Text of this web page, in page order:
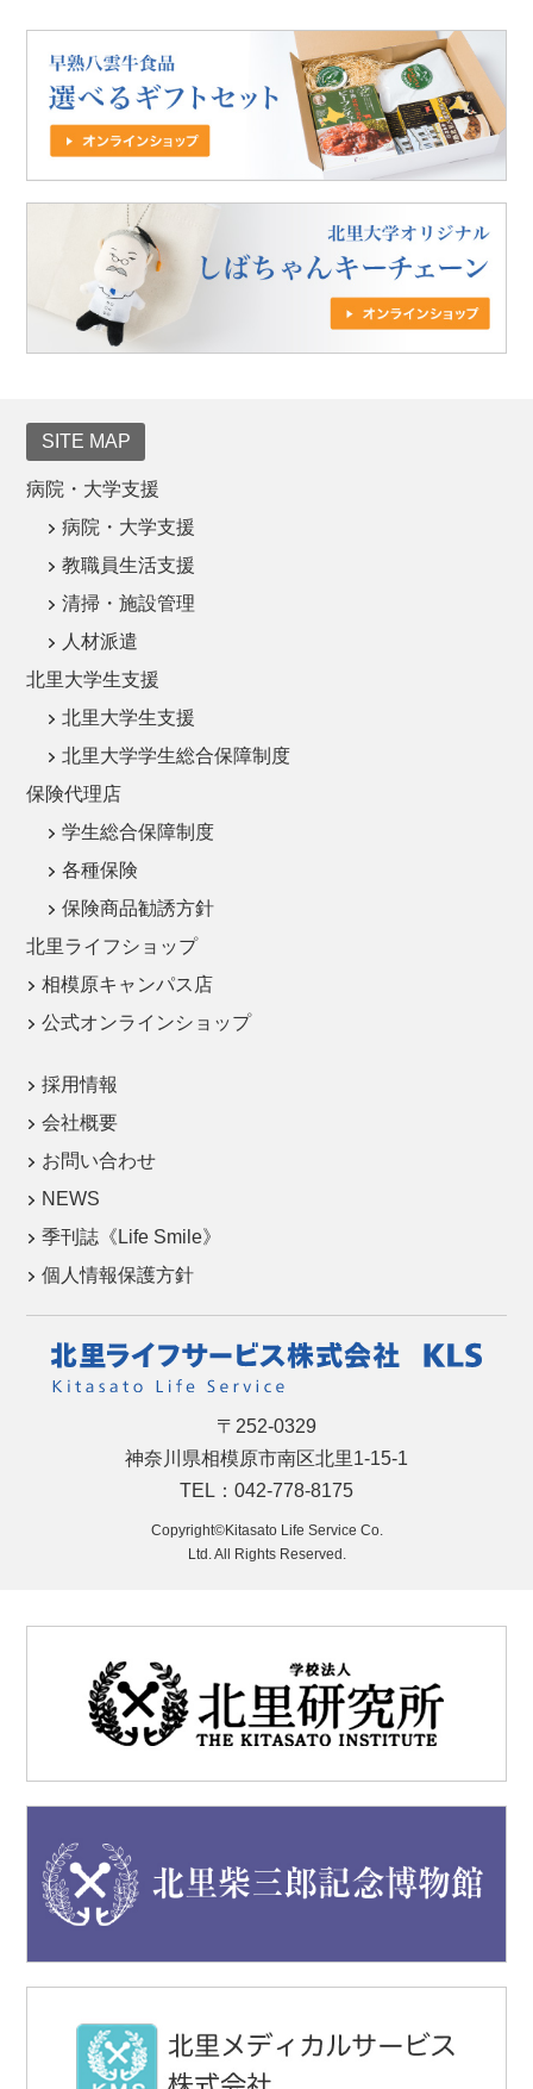
SITE MAP
病院・大学支援
病院・大学支援
教職員生活支援
清掃・施設管理
人材派遣
北里大学生支援
北里大学生支援
北里大学学生総合保障制度
保険代理店
学生総合保障制度
各種保険
保険商品勧誘方針
北里ライフショップ
相模原キャンパス店
公式オンラインショップ
採用情報
会社概要
お問い合わせ
NEWS
季刊誌《Life Smile》
個人情報保護方針
〒252-0329
神奈川県相模原市南区北里1-15-1
TEL：042-778-8175
Copyright©Kitasato Life Service Co.
Ltd. All Rights Reserved.